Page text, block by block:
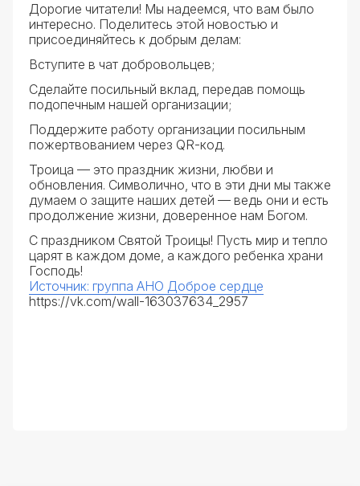
Дорогие читатели! Мы надеемся, что вам было
интересно. Поделитесь этой новостью и
присоединяйтесь к добрым делам:
Вступите в чат добровольцев;
Сделайте посильный вклад, передав помощь
подопечным нашей организации;
Поддержите работу организации посильным
пожертвованием через QR-код.
Троица — это праздник жизни, любви и
обновления. Символично, что в эти дни мы также
думаем о защите наших детей — ведь они и есть
продолжение жизни, доверенное нам Богом.
С праздником Святой Троицы! Пусть мир и тепло
царят в каждом доме, а каждого ребенка храни
Господь!
Источник: группа АНО Доброе сердце
https://vk.com/wall-163037634_2957